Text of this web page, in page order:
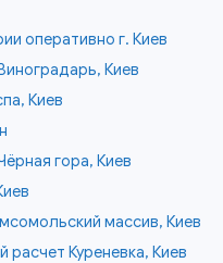
оперативно г. Киев
Киев
Киев
гора, Киев
массив, Киев
расчет Куреневка, Киев